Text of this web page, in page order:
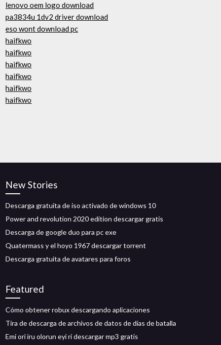
lenovo oem logo download
pa3834u 1dv2 driver download
eso wont download pc
haifkwo
haifkwo
haifkwo
haifkwo
haifkwo
haifkwo
New Stories
Descarga gratuita de iso activado de windows 10
Power and revolution 2020 edition descargar gratis
Descarga de google duo para pc exe
Quatermass y el hoyo 1967 descargar torrent
Descarga gratuita de avatares para foros
Featured
Cómo obtener robux descargando aplicaciones
Tira de descarga de archivos de datos de días de batalla
Emi ori iru olorun eyi ri descargar mp3 gratis